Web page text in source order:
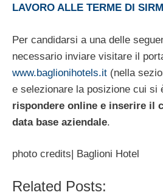
LAVORO ALLE TERME DI
Per candidarsi a una delle
necessario inviare visitare il
www.baglionihotels.it (nella
e selezionare la posizione cui si
rispondere online e inserire il
data base aziendale.
photo credits| Baglioni Hotel
Related Posts: